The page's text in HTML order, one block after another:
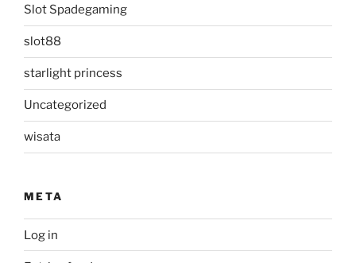
Slot Spadegaming
slot88
starlight princess
Uncategorized
wisata
META
Log in